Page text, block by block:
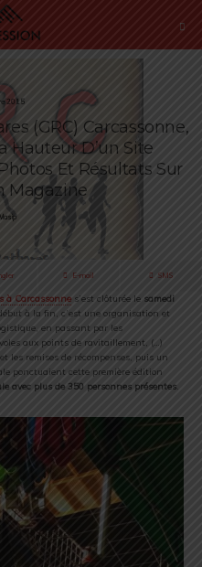
2015
(GRC) Carcassonne,
Hauteur D’un Site
Et Résultats Sur
Magazine
E-mail SMS
à Carcassonnes’est clôturée le samedi
à la fin, c’est une organisation et
en passant par les
aux points de ravitaillement, (…)
les remises de récompenses, puis un
ponctuaient cette première édition
avec plus de 350 personnes présentes.